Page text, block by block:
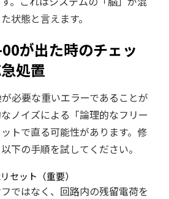
状態と言えます。
が出た時のチェッ
処置
が必要な重いエラーであることが
ノイズによる「論理的なフリー
トで直る可能性があります。修
下の手順を試してください。
セット（重要）
ではなく、回路内の残留電荷を